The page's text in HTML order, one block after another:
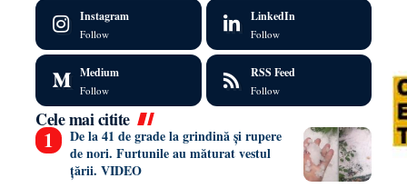
Instagram
Follow
LinkedIn
Follow
Medium
Follow
RSS Feed
Follow
Cele mai citite
De la 41 de grade la grindină și rupere
de nori. Furtunile au măturat vestul
țării. VIDEO